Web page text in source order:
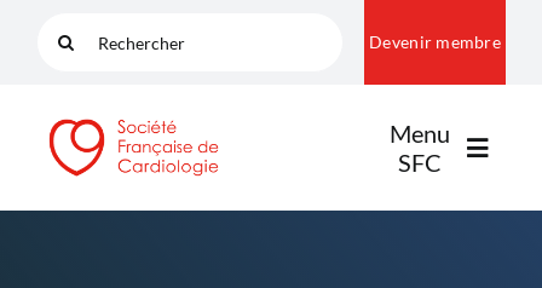
Rechercher: Devenir membre
Menu
SFC